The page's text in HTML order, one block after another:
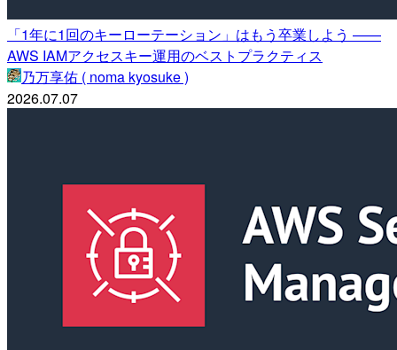
「1年に1回のキーローテーション」はもう卒業しよう ——
AWS IAMアクセスキー運用のベストプラクティス
乃万享佑 ( noma kyosuke )
2026.07.07